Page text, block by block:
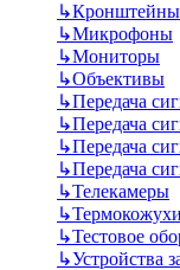
↳Кронштейны
↳Микрофоны
↳Мониторы
↳Объективы
↳Передача
↳Передача
↳Передача
↳Передача
↳Телекамеры
↳Термокожухи
↳Тестовое
↳Устройства